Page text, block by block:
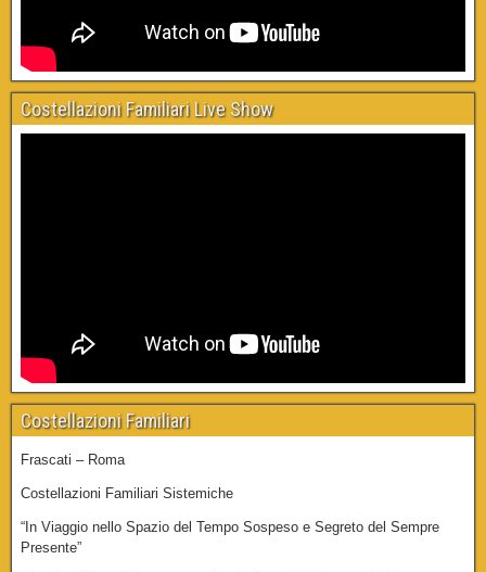
Costellazioni Familiari Live Show
Costellazioni Familiari
Frascati – Roma
Costellazioni Familiari Sistemiche
“In Viaggio nello Spazio del Tempo Sospeso e Segreto del Sempre
Presente”